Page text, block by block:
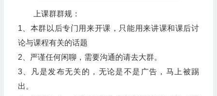
上课群群规：
1、本群以后专门用来开课，只能用来讲课和课后讨
论与课程有关的话题
2、严谨任何闲聊，需要沟通的请去大群。
3、凡是发布无关的，无论是不是广告，马上被踢
出。